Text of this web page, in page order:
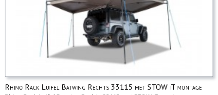
Rhino Rack Luifel Batwing Rechts 33115 met STOW iT montage